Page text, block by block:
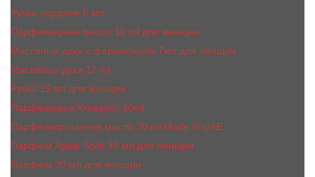
Ручка-парфюм 8 мл
Парфюмерное масло 10 ml для женщин
Масляные духи c феромонами 7мл для женщин
Масляные духи 17 ml
Ручка 15 мл для женщин
Парфюмерия Kreasyon 20ml
Парфюмированное масло 20 ml Made In UAE
Парфюм Apple Style 35 мл для женщин
Парфюм 30 мл для женщин